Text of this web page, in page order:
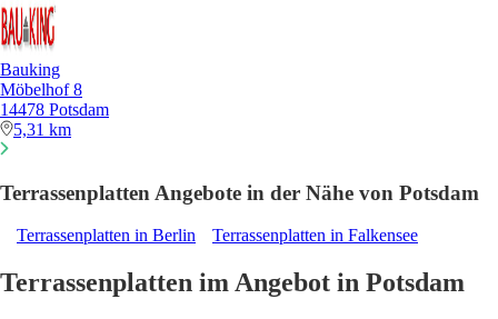
Bauking
Möbelhof 8
14478 Potsdam
5,31 km
Terrassenplatten Angebote in der Nähe von Potsdam
Terrassenplatten in Berlin Terrassenplatten in Falkensee
Terrassenplatten im Angebot in Potsdam